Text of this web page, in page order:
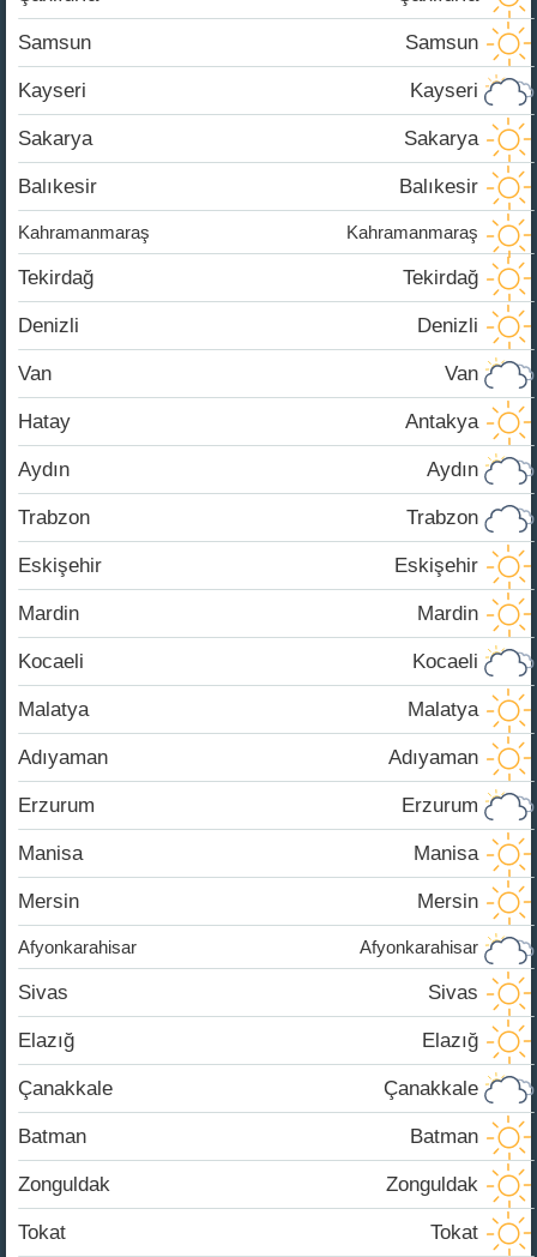
Samsun Samsun
Kayseri Kayseri
Sakarya Sakarya
Balıkesir Balıkesir
Kahramanmaraş Kahramanmaraş
Tekirdağ Tekirdağ
Denizli Denizli
Van Van
Hatay Antakya
Aydın Aydın
Trabzon Trabzon
Eskişehir Eskişehir
Mardin Mardin
Kocaeli Kocaeli
Malatya Malatya
Adıyaman Adıyaman
Erzurum Erzurum
Manisa Manisa
Mersin Mersin
Afyonkarahisar Afyonkarahisar
Sivas Sivas
Elazığ Elazığ
Çanakkale Çanakkale
Batman Batman
Zonguldak Zonguldak
Tokat Tokat